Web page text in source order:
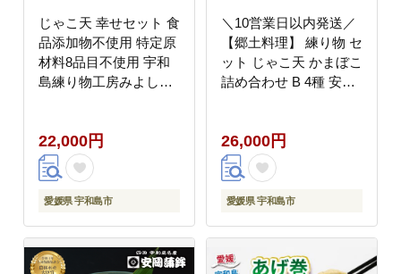
じゃこ天 幸せセット 食
品添加物不使用 特定原
材料8品目不使用 宇和
島練り物工房みよし
22,000円
愛媛県 宇和島市
＼10営業日以内発送／
【郷土料理】 練り物 セ
ット じゃこ天 かまぼこ
詰め合わせ B 4種 安岡
26,000円
愛媛県 宇和島市